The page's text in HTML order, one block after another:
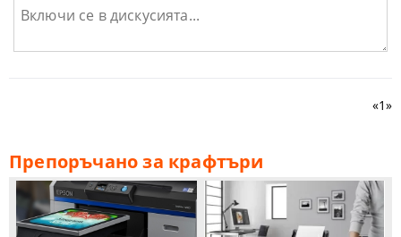
«1»
Препоръчано за крафтъри